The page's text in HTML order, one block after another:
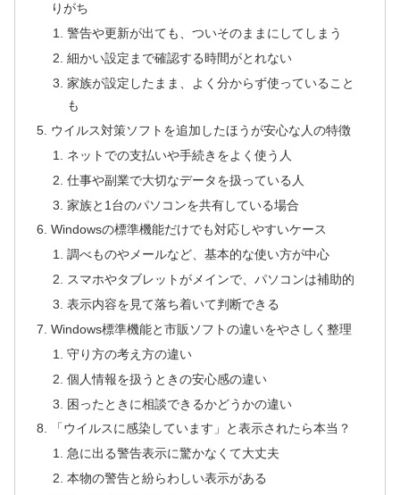
りがち
警告や更新が出ても、ついそのままにしてしまう
細かい設定まで確認する時間がとれない
家族が設定したまま、よく分からず使っていること
も
ウイルス対策ソフトを追加したほうが安心な人の特徴
ネットでの支払いや手続きをよく使う人
仕事や副業で大切なデータを扱っている人
家族と1台のパソコンを共有している場合
Windowsの標準機能だけでも対応しやすいケース
調べものやメールなど、基本的な使い方が中心
スマホやタブレットがメインで、パソコンは補助的
表示内容を見て落ち着いて判断できる
Windows標準機能と市販ソフトの違いをやさしく整理
守り方の考え方の違い
個人情報を扱うときの安心感の違い
困ったときに相談できるかどうかの違い
「ウイルスに感染しています」と表示されたら本当？
急に出る警告表示に驚かなくて大丈夫
本物の警告と紛らわしい表示がある